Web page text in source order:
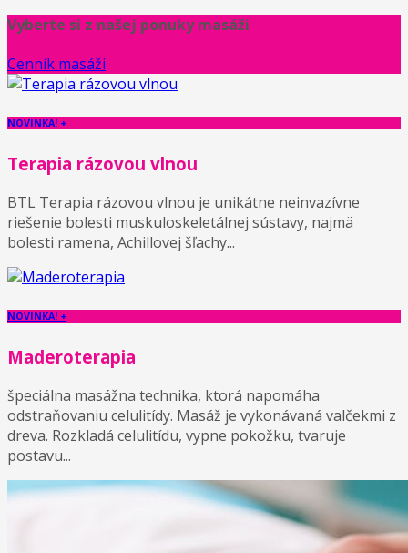
Vyberte si z našej ponuky masáži
Cenník masáži
NOVINKA! +
Terapia rázovou vlnou
BTL Terapia rázovou vlnou je unikátne neinvazívne
riešenie bolesti muskuloskeletálnej sústavy, najmä
bolesti ramena, Achillovej šľachy...
NOVINKA! +
Maderoterapia
špeciálna masážna technika, ktorá napomáha
odstraňovaniu celulitídy. Masáž je vykonávaná valčekmi z
dreva. Rozkladá celulitídu, vypne pokožku, tvaruje
postavu...